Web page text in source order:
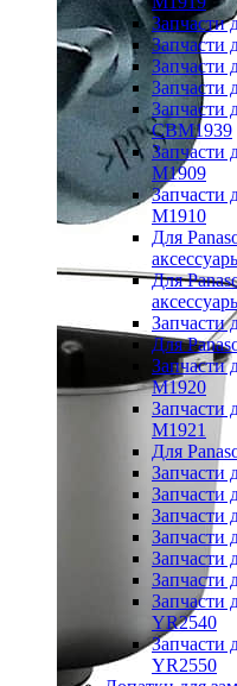
Запчасти
Запчасти
Запчасти
Запчасти
Запчасти
CBM1939
Запчасти
M1909
Запчасти
M1910
Для
Для
Запчасти
Для
Запчасти
M1920
Запчасти
M1921
Для
Запчасти
Запчасти
Запчасти
Запчасти
Запчасти
Запчасти
Запчасти
YR2540
Запчасти
YR2550